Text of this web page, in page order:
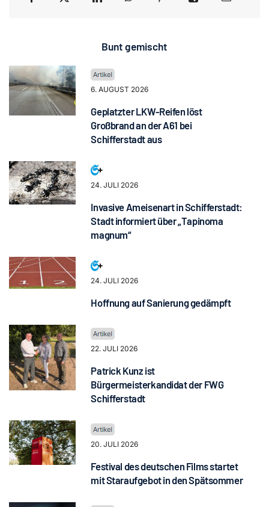
Bunt gemischt
6. AUGUST 2026
Geplatzter LKW-Reifen löst
Großbrand an der A61 bei
Schifferstadt aus
24. JULI 2026
Invasive Ameisenart in Schifferstadt:
Stadt informiert über „Tapinoma
magnum“
24. JULI 2026
Hoffnung auf Sanierung gedämpft
22. JULI 2026
Patrick Kunz ist
Bürgermeisterkandidat der FWG
Schifferstadt
20. JULI 2026
Festival des deutschen Films startet
mit Staraufgebot in den Spätsommer